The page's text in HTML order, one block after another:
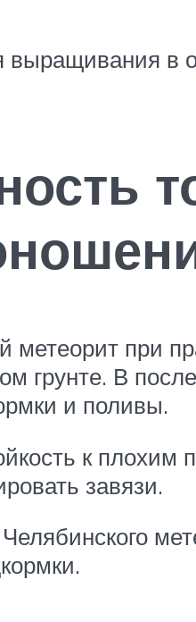
выращивания в
метеорит при
грунте. В
и поливы.
к
завязи.